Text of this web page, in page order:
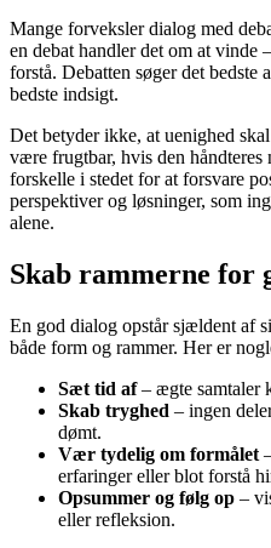
Mange forveksler dialog med
en debat handler det om at vinde
forstå. Debatten søger det bedste
bedste indsigt.
Det betyder ikke, at uenighed
være frugtbar, hvis den
forskelle i stedet for at forsvare
perspektiver og løsninger, som
alene.
Skab rammerne for
En god dialog opstår sjældent af
både form og rammer. Her er
Sæt tid af– ægte samtaler
Skab tryghed – ingen
dømt.
Vær tydelig om formålet
erfaringer eller blot forstå
Opsummer og følg op –
eller refleksion.